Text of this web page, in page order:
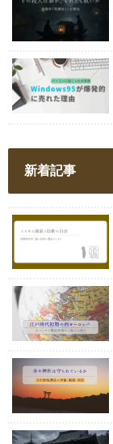
新着記事